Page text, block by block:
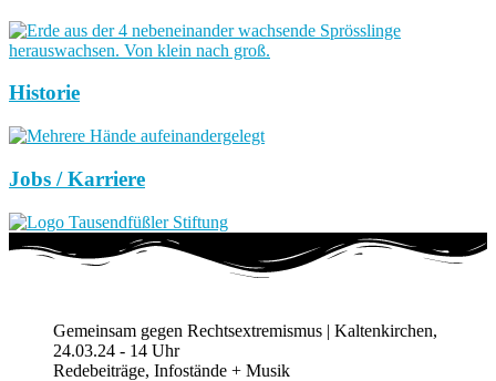
Historie
Jobs / Karriere
Gemeinsam gegen Rechtsextremismus | Kaltenkirchen,
24.03.24 - 14 Uhr
Redebeiträge, Infostände + Musik